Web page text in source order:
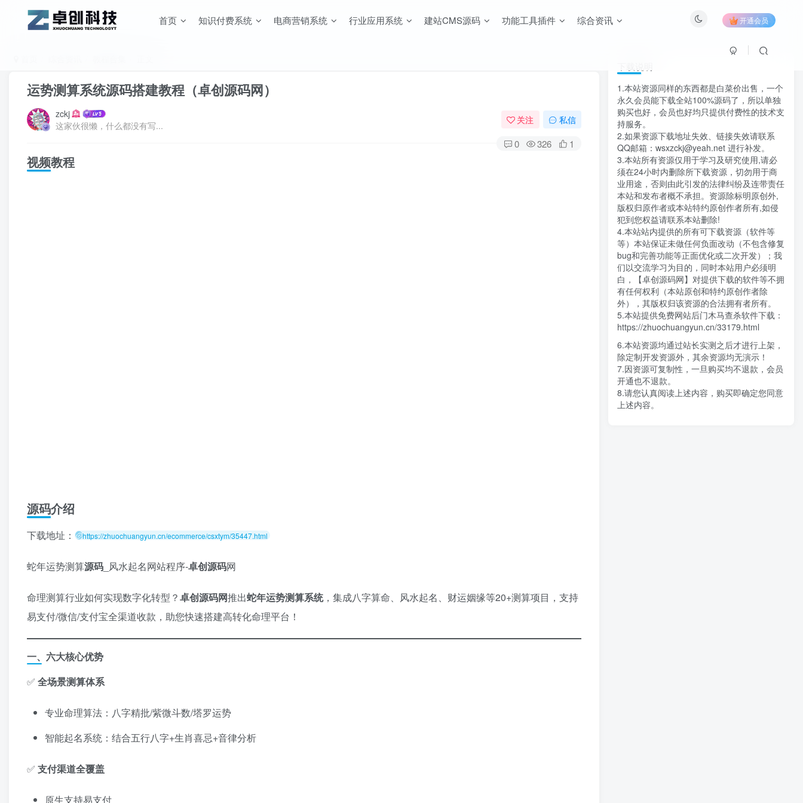
首页 知识付费系统 电商营销系统 行业应用系统 建站CMS源码 功能工具插件 综合资讯 开通会员
运势测算系统源码搭建教程（卓创源码网）
zckj
这家伙很懒，什么都没有写...
关注 私信
0 326 1
视频教程
源码介绍
下载地址： https://zhuochuangyun.cn/ecommerce/csxtym/35447.html
蛇年运势测算源码 _风水起名网站程序-卓创源码网
命理测算行业如何实现数字化转型？卓创源码网推出蛇年运势测算系统，集成八字算命、风水起名、财运姻缘等20+测算项目，支持
易支付/微信/支付宝全渠道收款，助您快速搭建高转化命理平台！
一、六大核心优势
✅ 全场景测算体系
专业命理算法：八字精批/紫微斗数/塔罗运势
智能起名系统：结合五行八字+生肖喜忌+音律分析
✅ 支付渠道全覆盖
原生支持易支付
1.本站资源同样的东西都是白菜价出售，一个
永久会员能下载全站100%源码了，所以单独
购买也好，会员也好均只提供付费性的技术支
持服务。
2.如果资源下载地址失效、链接失效请联系
QQ邮箱：wsxzckj@yeah.net 进行补发。
3.本站所有资源仅用于学习及研究使用,请必
须在24小时内删除所下载资源，切勿用于商
业用途，否则由此引发的法律纠纷及连带责任
本站和发布者概不承担。资源除标明原创外,
版权归原作者或本站特约原创作者所有,如侵
犯到您权益请联系本站删除!
4.本站站内提供的所有可下载资源（软件等
等）本站保证未做任何负面改动（不包含修复
bug和完善功能等正面优化或二次开发）；我
们以交流学习为目的，同时本站用户必须明
白，【卓创源码网】对提供下载的软件等不拥
有任何权利（本站原创和特约原创作者除
外），其版权归该资源的合法拥有者所有。
5.本站提供免费网站后门木马查杀软件下载：
https://zhuochuangyun.cn/33179.html
6.本站资源均通过站长实测之后才进行上架，
除定制开发资源外，其余资源均无演示！
7.因资源可复制性，一旦购买均不退款，会员
开通也不退款。
8.请您认真阅读上述内容，购买即确定您同意
上述内容。